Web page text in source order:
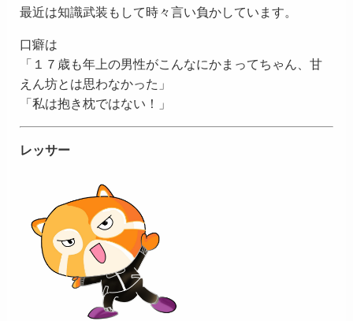
最近は知識武装もして時々言い負かしています。
口癖は
「１７歳も年上の男性がこんなにかまってちゃん、甘
えん坊とは思わなかった」
「私は抱き枕ではない！」
レッサー